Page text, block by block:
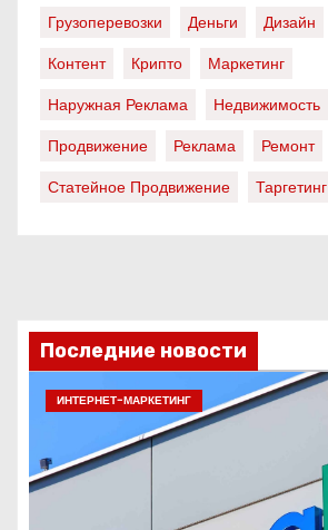
Грузоперевозки
Деньги Дизайн
Контент
Крипто
Маркетинг
Наружная Реклама
Недвижимость
Продвижение
Реклама Ремонт
Статейное Продвижение
Таргетинг
Последние новости
ИНТЕРНЕТ-МАРКЕТИНГ